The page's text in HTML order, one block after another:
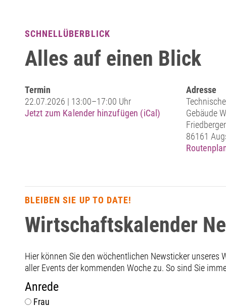
SCHNELLÜBERBLICK
Alles auf einen Blick
Termin
22.07.2026 | 13:00–17:00 Uhr
Jetzt zum Kalender hinzufügen (iCal)
Adresse
Gebäude W
86161
BLEIBEN SIE UP TO DATE!
Wirtschaftskalender
Hier können Sie den wöchentlichen Newsticker unseres
aller Events der kommenden Woche zu. So sind Sie
Anrede
Frau